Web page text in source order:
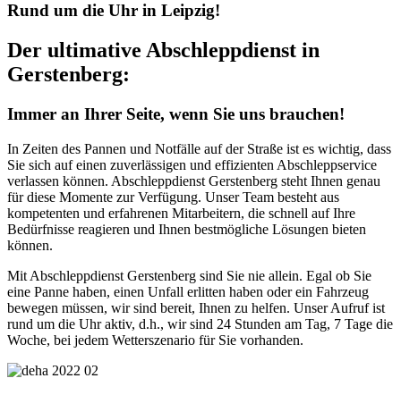
Rund um die Uhr in Leipzig!
Der ultimative Abschleppdienst in
Gerstenberg:
Immer an Ihrer Seite, wenn Sie uns brauchen!
In Zeiten des Pannen und Notfälle auf der Straße ist es wichtig, dass
Sie sich auf einen zuverlässigen und effizienten Abschleppservice
verlassen können. Abschleppdienst Gerstenberg steht Ihnen genau
für diese Momente zur Verfügung. Unser Team besteht aus
kompetenten und erfahrenen Mitarbeitern, die schnell auf Ihre
Bedürfnisse reagieren und Ihnen bestmögliche Lösungen bieten
können.
Mit Abschleppdienst Gerstenberg sind Sie nie allein. Egal ob Sie
eine Panne haben, einen Unfall erlitten haben oder ein Fahrzeug
bewegen müssen, wir sind bereit, Ihnen zu helfen. Unser Aufruf ist
rund um die Uhr aktiv, d.h., wir sind 24 Stunden am Tag, 7 Tage die
Woche, bei jedem Wetterszenario für Sie vorhanden.